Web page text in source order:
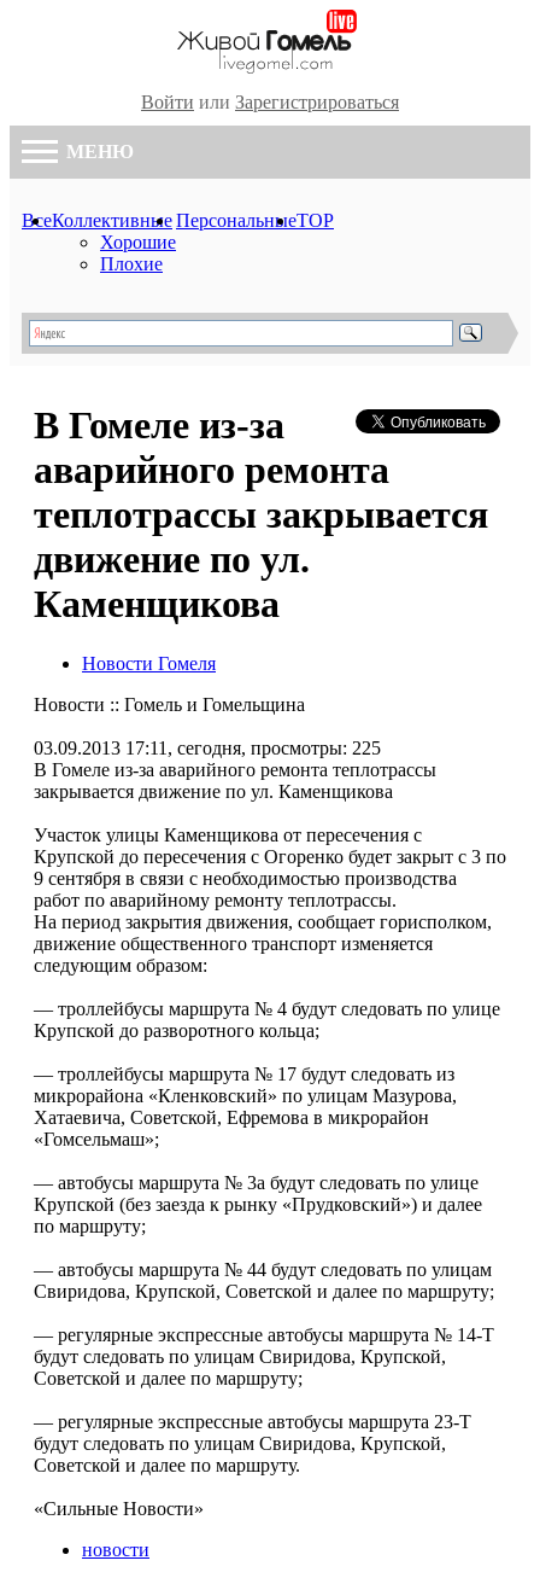
Войти или Зарегистрироваться
МЕНЮ
ВсеКоллективные
Хорошие
Плохие
ПерсональныеTOP
В Гомеле из-за
аварийного ремонта
теплотрассы закрывается
движение по ул.
Каменщикова
Новости Гомеля
Новости :: Гомель и Гомельщина
03.09.2013 17:11, сегодня, просмотры: 225
В Гомеле из-за аварийного ремонта теплотрассы
закрывается движение по ул. Каменщикова
Участок улицы Каменщикова от пересечения с
Крупской до пересечения с Огоренко будет закрыт с 3 по
9 сентября в связи с необходимостью производства
работ по аварийному ремонту теплотрассы.
На период закрытия движения, сообщает горисполком,
движение общественного транспорт изменяется
следующим образом:
— троллейбусы маршрута № 4 будут следовать по улице
Крупской до разворотного кольца;
— троллейбусы маршрута № 17 будут следовать из
микрорайона «Кленковский» по улицам Мазурова,
Хатаевича, Советской, Ефремова в микрорайон
«Гомсельмаш»;
— автобусы маршрута № 3а будут следовать по улице
Крупской (без заезда к рынку «Прудковский») и далее
по маршруту;
— автобусы маршрута № 44 будут следовать по улицам
Свиридова, Крупской, Советской и далее по маршруту;
— регулярные экспрессные автобусы маршрута № 14-Т
будут следовать по улицам Свиридова, Крупской,
Советской и далее по маршруту;
— регулярные экспрессные автобусы маршрута 23-Т
будут следовать по улицам Свиридова, Крупской,
Советской и далее по маршруту.
«Сильные Новости»
новости